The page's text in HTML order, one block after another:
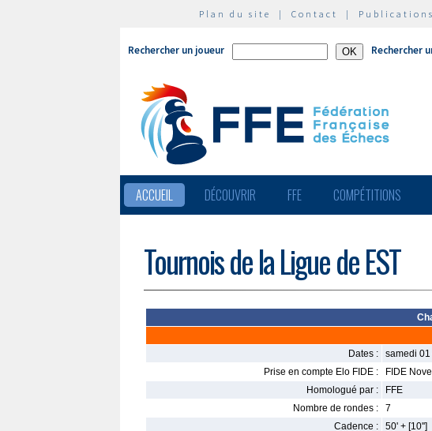
Plan du site | Contact | Publications
Rechercher un joueur Rechercher
ACCUEIL DÉCOUVRIR FFE COMPÉTITIONS
Tournois de la Ligue de EST
Dates :
samedi
Prise en compte Elo FIDE :
FIDE
Homologué par :
FFE
Nombre de rondes :
7
Cadence :
50' + [10'']